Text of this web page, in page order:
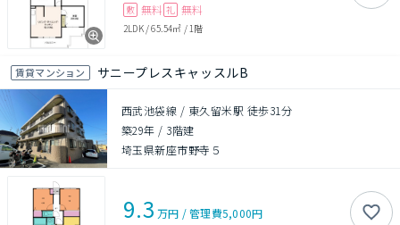
敷 無料 礼 無料
2LDK/65.54㎡ / 1階
賃貸マンション サニープレスキャッスルB
西武池袋線 / 東久留米駅 徒歩31分
築29年 / 3階建
埼玉県新座市野寺５
9.3 万円 /管理費5,000円